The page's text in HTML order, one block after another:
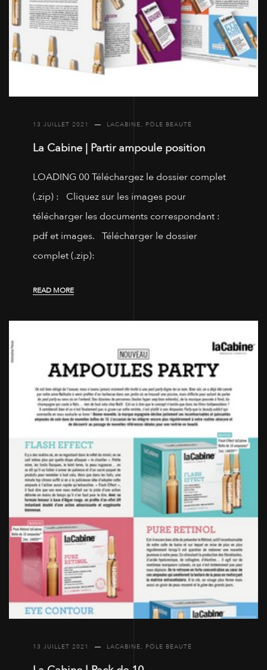
13 JUILLET 2021 LACABINE, PÔLE BEAUTÉ
La Cabine | Partir ampoule position
LOADING 00 Téléchargez le dossier complet
(.zip) : Cliquez sur les images pour
télécharger les documents correspondant :
pdf et images. Télécharger le dossier
complet (.zip):
READ MORE
13 JUILLET 2021 LACABINE, PÔLE BEAUTÉ